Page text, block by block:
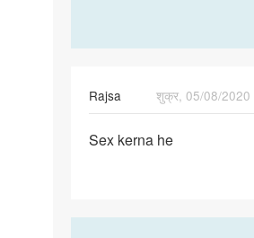
Rajsa
शुक्र, 05/08/
Sex
Sex kerna he